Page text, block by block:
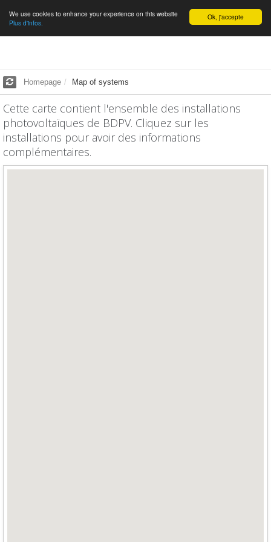
English Ok, j'accepte
We use cookies to enhance your experience on this website
Plus d'infos.
Homepage Map of systems
Cette carte contient l'ensemble des installations
photovoltaïques de BDPV. Cliquez sur les
installations pour avoir des informations
complémentaires.